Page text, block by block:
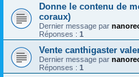
Donne le contenu de
coraux)
Dernier message par
Réponses : 1
Vente canthigaster
Dernier message par
Réponses : 1